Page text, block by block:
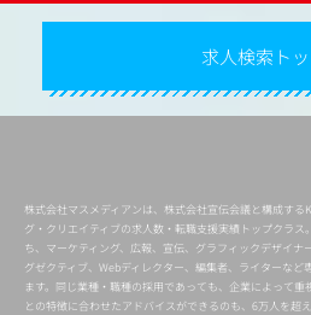
求人検索ト
株式会社マスメディアンは、株式会社宣伝会議と構成する
グ・クリエイティブの求人数・転職支援実績トップクラ
ち、マーケティング、広報、宣伝、グラフィックデザイ
グゼクティブ、Webディレクター、編集者、ライターな
ます。同じ業種・職種の採用であっても、企業によって
との特徴に合わせたアドバイスができるのも、6万人を超